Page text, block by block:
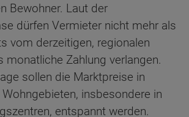
Bewohner. Laut der
dürfen Vermieter nicht mehr als
vom derzeitigen, regionalen
monatliche Zahlung verlangen.
sollen die Marktpreise in
insbesondere in
entspannt werden.